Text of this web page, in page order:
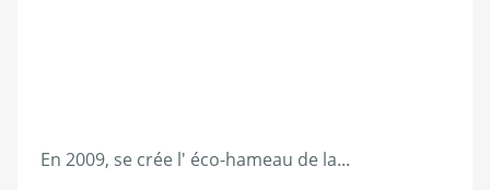
En 2009, se crée l' éco-hameau de la...